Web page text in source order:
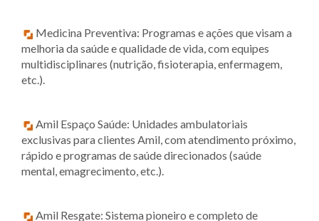
Medicina Preventiva: Programas e ações que visam a
melhoria da saúde e qualidade de vida, com equipes
multidisciplinares (nutrição, fisioterapia, enfermagem,
etc.).
Amil Espaço Saúde: Unidades ambulatoriais
exclusivas para clientes Amil, com atendimento próximo,
rápido e programas de saúde direcionados (saúde
mental, emagrecimento, etc.).
Amil Resgate: Sistema pioneiro e completo de